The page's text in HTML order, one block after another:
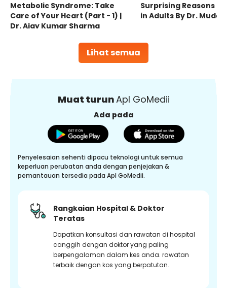
Lihat semua
Metabolic Syndrome: Take
Care of Your Heart (Part - 1) |
Dr. Ajay Kumar Sharma
Surprising Reasons
in Adults By Dr.
Muat turunApl GoMedii
Ada pada
Penyelesaian sehenti dipacu teknologi untuk semua
keperluan perubatan anda dengan penjejakan &
pemantauan tersedia pada Apl GoMedii.
Rangkaian Hospital & Doktor
Teratas
Dapatkan konsultasi dan rawatan di hospital
canggih dengan doktor yang paling
berpengalaman dalam kes anda. rawatan
terbaik dengan kos yang berpatutan.